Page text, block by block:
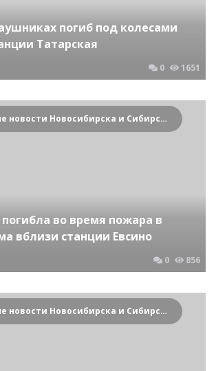
погиб под колесами
Татарская
0 1651
Криминальные новости Новосибирска и Сибирского региона
во время пожара в
вблизи станции Евсино
0 856
Криминальные новости Новосибирска и Сибирского региона